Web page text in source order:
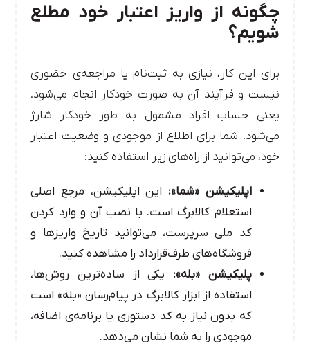
چگونه از واریز اعتبار خود مطلع
شویم؟
برای این کار، نیازی به ثبت‌نام یا مراجعه‌ی حضوری
نیست و فرآیند آن به صورت خودکار انجام می‌شود.
یعنی حساب افراد مشمول به طور خودکار شارژ
می‌شود. شما برای اطلاع از موجودی و وضعیت اعتبار
خود، می‌توانید از راه‌های زیر استفاده کنید:
اپلیکیشن «شما»: این اپلیکیشن، مرجع اصلی
استعلام کالابرگ است. با نصب آن و وارد کردن
کد ملی سرپرست، می‌توانید تاریخ واریزها و
فروشگاه‌های طرف‌قرارداد را مشاهده کنید.
پلیکیشن «بله»: یکی از ساده‌ترین روش‌ها،
استفاده از ابزار کالابرگ در پیام‌رسان «بله» است
که بدون نیاز به کد دستوری یا برنامه‌ی اضافه،
موجودی را به شما نشان می‌دهد.